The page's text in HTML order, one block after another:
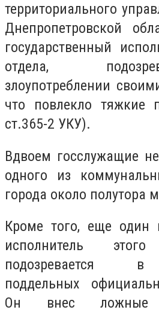
территориального
Днепропетровской
государственный
отдела,
злоупотреблении
что повлекло тяжкие
ст.365-2 УКУ).
Вдвоем госслужащие
одного из
города около полутора
Кроме того, еще один
исполнитель
подозревается в
поддельных
Он внес ложные